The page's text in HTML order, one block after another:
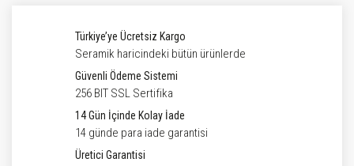
Türkiye’ye Ücretsiz Kargo
Seramik haricindeki bütün ürünlerde
Güvenli Ödeme Sistemi
256 BIT SSL Sertifika
14 Gün İçinde Kolay İade
14 günde para iade garantisi
Üretici Garantisi